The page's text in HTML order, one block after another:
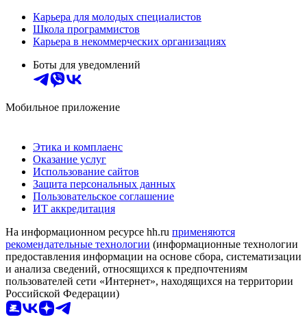
Карьера для молодых специалистов
Школа программистов
Карьера в некоммерческих организациях
Боты для уведомлений
Мобильное приложение
Этика и комплаенс
Оказание услуг
Использование сайтов
Защита персональных данных
Пользовательское соглашение
ИТ аккредитация
На информационном ресурсе hh.ru применяются
рекомендательные технологии (информационные технологии
предоставления информации на основе сбора, систематизации
и анализа сведений, относящихся к предпочтениям
пользователей сети «Интернет», находящихся на территории
Российской Федерации)